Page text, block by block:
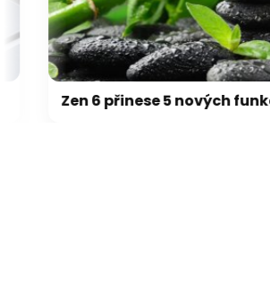
Zen 6 přinese 5 nových funkcí pro vyšší stabilitu výkonu, nejen herního